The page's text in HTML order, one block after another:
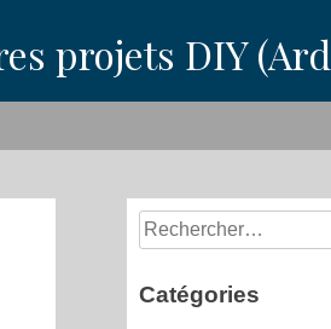
projets DIY
Rechercher :
Catégories